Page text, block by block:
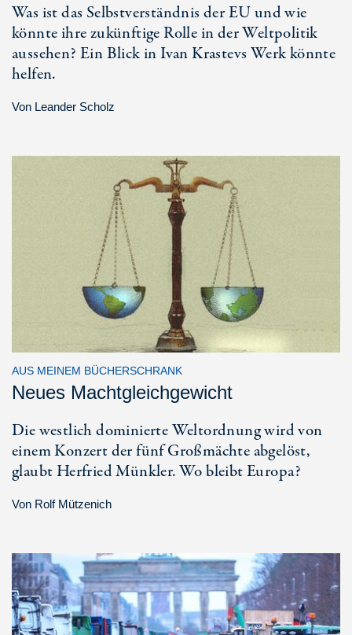
Was ist das Selbstverständnis der EU und wie
könnte ihre zukünftige Rolle in der Weltpolitik
aussehen? Ein Blick in Ivan Krastevs Werk könnte
helfen.
Von Leander Scholz
AUS MEINEM BÜCHERSCHRANK
Neues Machtgleichgewicht
Die westlich dominierte Weltordnung wird von
einem Konzert der fünf Großmächte abgelöst,
glaubt Herfried Münkler. Wo bleibt Europa?
Von Rolf Mützenich